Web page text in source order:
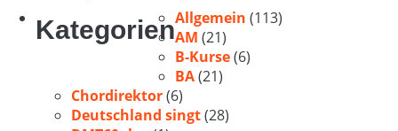
KategorienAllgemein (113)
AM (21)
B-Kurse(6)
BA(21)
Chordirektor(6)
Deutschland singt(28)